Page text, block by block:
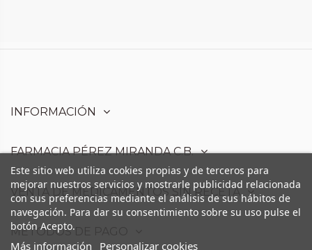
INFORMACIÓN
FARMACIA PÉREZ MIRANDA C.B.
VENTA DE MEDICAMENTOS SIN RECETA
MÉTODOS DE PAGO
Este sitio web utiliza cookies propias y de terceros para
mejorar nuestros servicios y mostrarle publicidad relacionada
con sus preferencias mediante el análisis de sus hábitos de
navegación. Para dar su consentimiento sobre su uso pulse el
botón Acepto.
Más información Personalizar cookies